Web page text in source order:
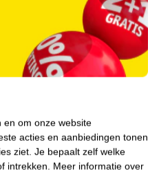
en om onze website
acties en aanbiedingen tonen
ziet. Je bepaalt zelf welke
intrekken. Meer informatie over